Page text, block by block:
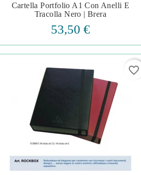
   
Cartella Portfolio A1 Con Anelli E
Tracolla Nero | Brera
53,50 €
favorite_border